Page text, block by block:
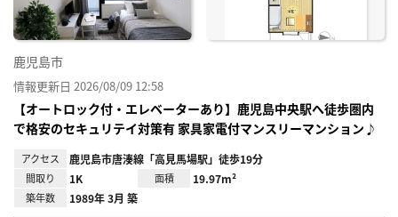
鹿児島市
情報更新日 2026/08/09 12:58
【オートロック付・エレベーターあり】鹿児島中央駅へ徒歩圏内
で格安のセキュリテイ対策有 家具家電付マンスリーマンション♪
アクセス 鹿児島市唐湊線「高見馬場駅」徒歩19分
間取り 1K 面積 19.97m²
築年数 1989年 3月 築